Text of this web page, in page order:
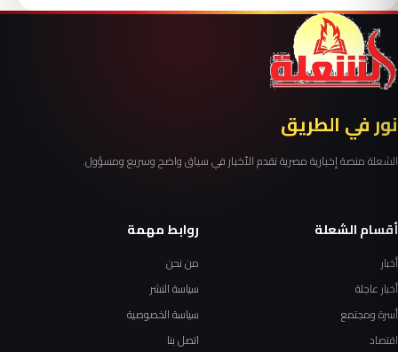
نور في الطريق
الشعلة منصة إخبارية مصرية تقدم الأخبار في سياق واضح وسريع ومسؤول.
أقسام الشعلة
أخبار
أخبار عاجلة
أسرة ومجتمع
اقتصاد
روابط مهمة
من نحن
سياسة النشر
سياسة الخصوصية
اتصل بنا